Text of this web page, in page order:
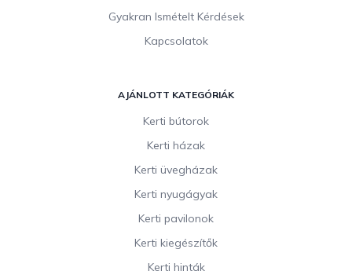
Gyakran Ismételt Kérdések
Kapcsolatok
AJÁNLOTT KATEGÓRIÁK
Kerti bútorok
Kerti házak
Kerti üvegházak
Kerti nyugágyak
Kerti pavilonok
Kerti kiegészítők
Kerti hinták